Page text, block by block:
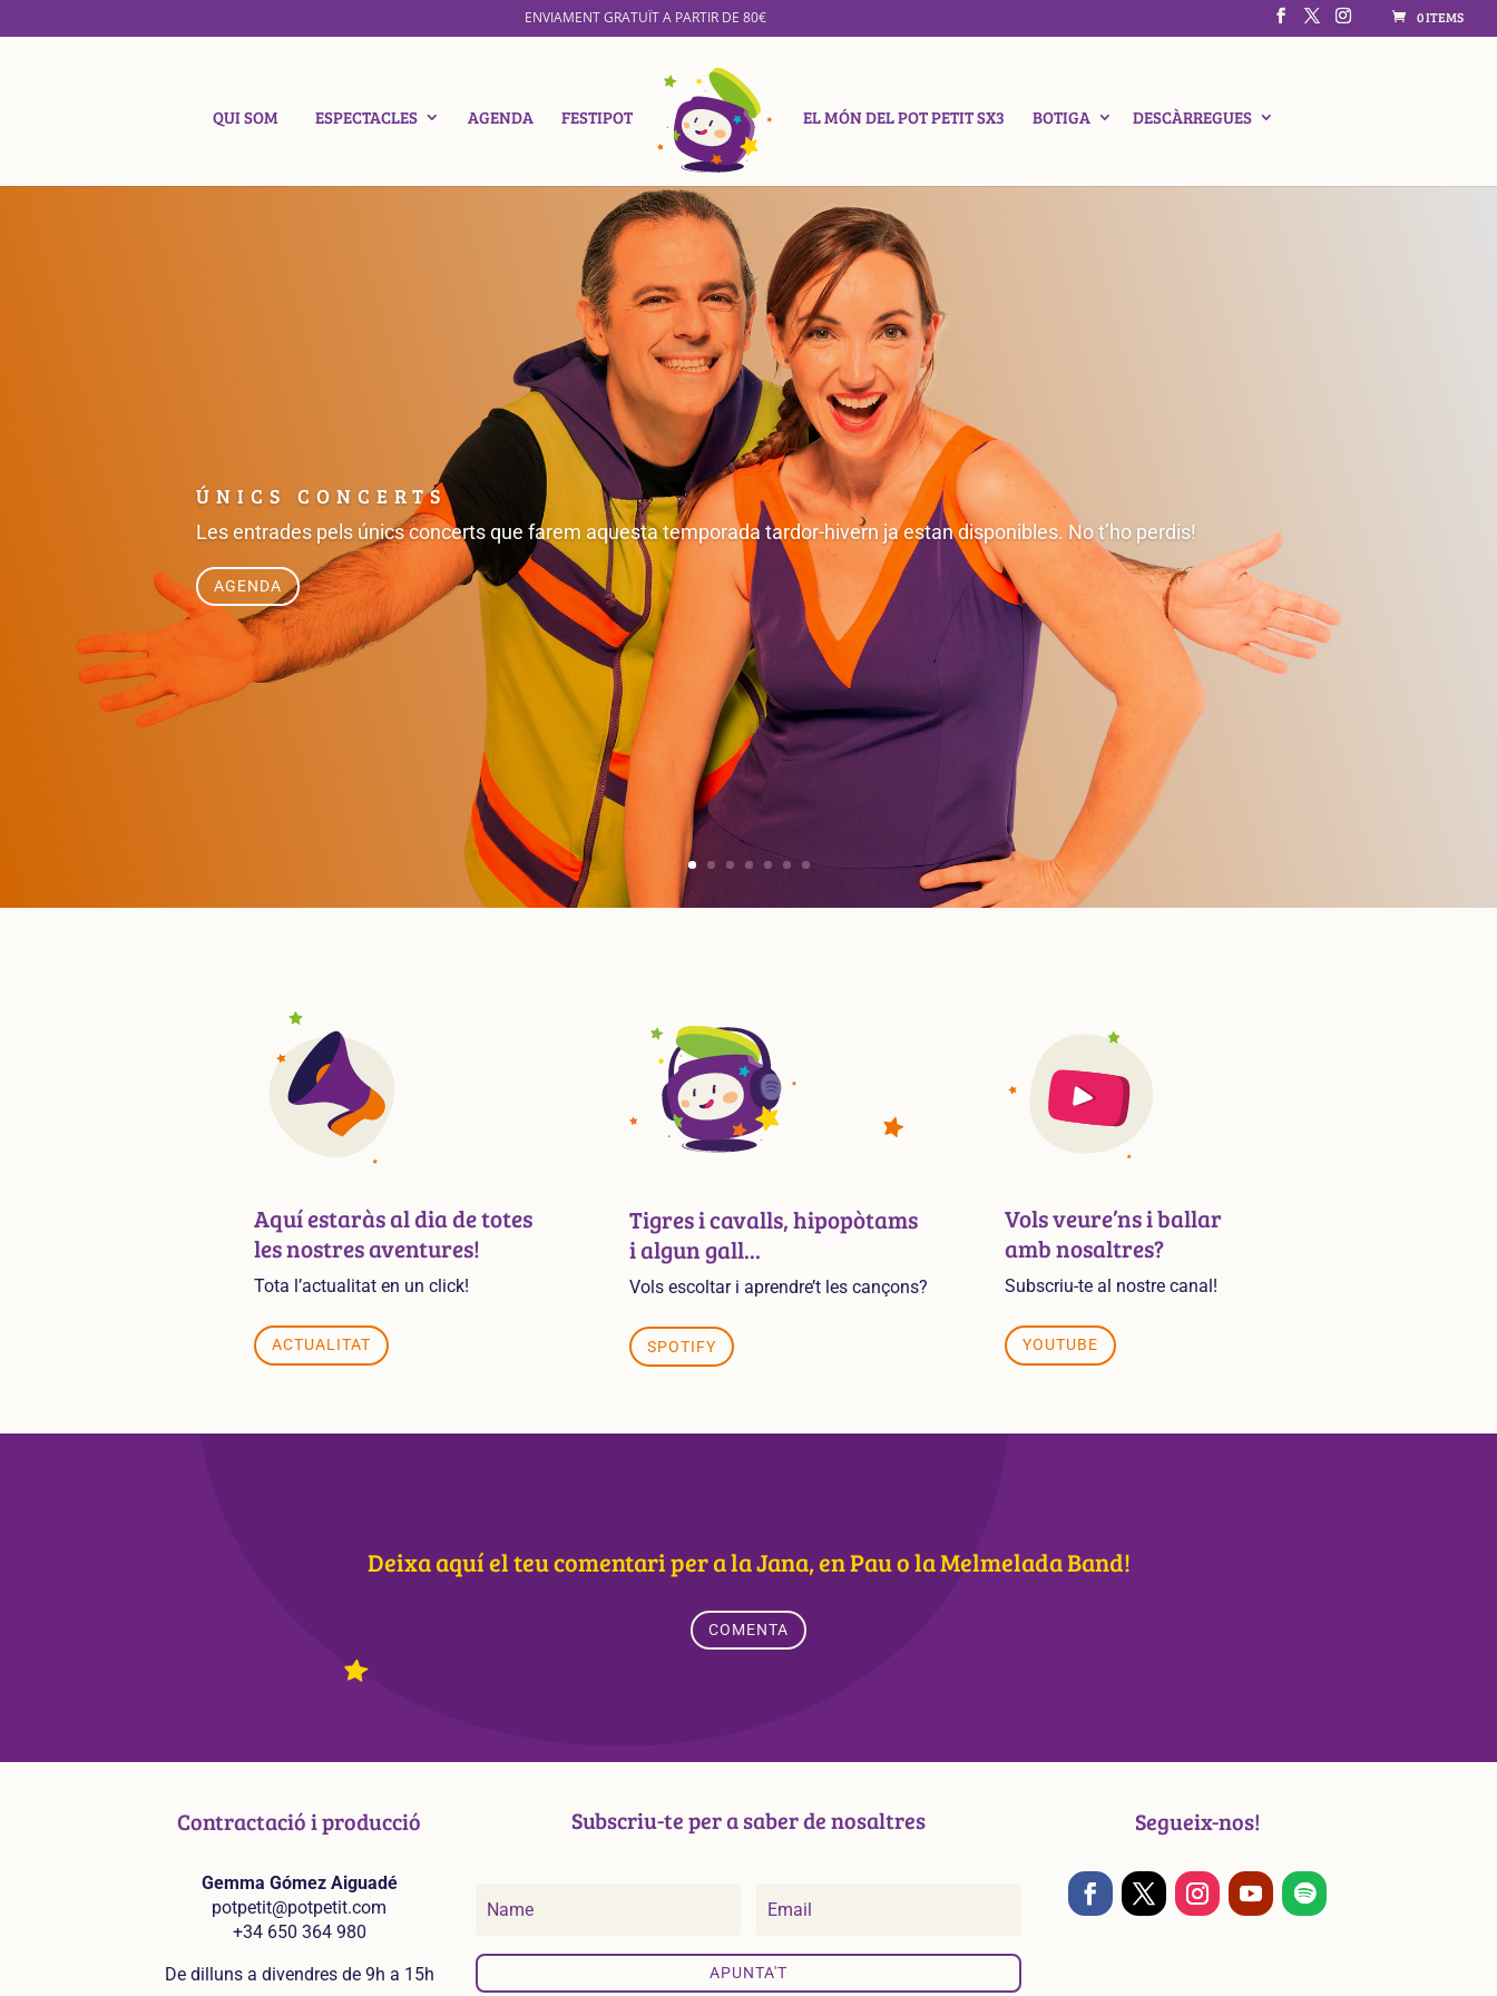
ENVIAMENT GRATUÏT A PARTIR DE 80€ 0 ITEMS
QUI SOM ESPECTACLES AGENDA FESTIPOT EL MÓN DEL POT PETIT SX3 BOTIGA DESCÀRREGUES
ÚNICS CONCERTS
Les entrades pels únics concerts que farem aquesta temporada tardor-hivern ja estan disponibles. No t’ho perdis!
AGENDA
Aquí estaràs al dia de totes
les nostres aventures!
Tota l’actualitat en un click!
ACTUALITAT
Tigres i cavalls, hipopòtams
i algun gall...
Vols escoltar i aprendre’t les cançons?
SPOTIFY
Vols veure’ns i ballar
amb nosaltres?
Subscriu-te al nostre canal!
YOUTUBE
Deixa aquí el teu comentari per a la Jana, en Pau o la Melmelada Band!
COMENTA
Contractació i producció
Gemma Gómez Aiguadé
potpetit@potpetit.com
+34 650 364 980
De dilluns a divendres de 9h a 15h
Subscriu-te per a saber de nosaltres
APUNTA'T
Segueix-nos!